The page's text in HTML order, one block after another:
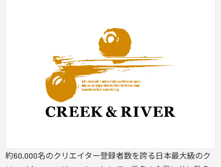
約60,000名のクリエイター登録者数を誇る日本最大級のク